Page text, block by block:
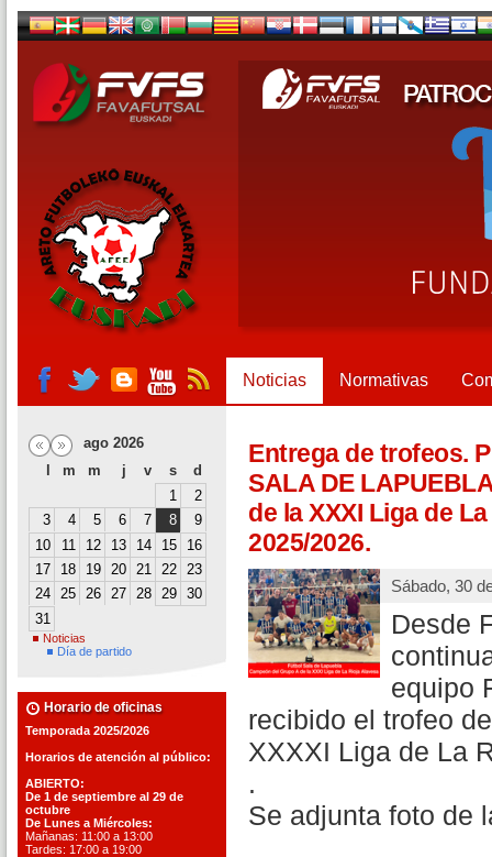
Noticias Normativas
ago 2026
m m j v s
d
1
2
3
4 5 6 7 8
9
10
11 12 13 14 15
16
17
18 19 20 21 22 23
24 25 26 27 28 29 30
31
Noticias
Día de partido
Horario de oficinas
Temporada 2025/2026
Horarios de atención al público:
ABIERTO:
De 1 de septiembre al 29 de
octubre
De Lunes a Miércoles:
Mañanas: 11:00 a 13:00
Tardes: 17:00 a 19:00
Entrega de trofeos.
SALA DE
de la XXXI Liga de
2025/2026.
Sábado, 30
Desde
equipo
recibido el trofeo
XXXXI Liga de La
.
Se adjunta foto de